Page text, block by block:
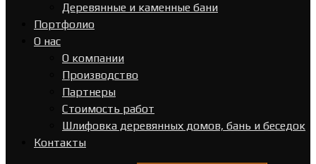
Деревянные и каменные бани
Портфолио
О нас
О компании
Производство
Партнеры
Стоимость работ
Шлифовка деревянных домов, бань и беседок
Контакты